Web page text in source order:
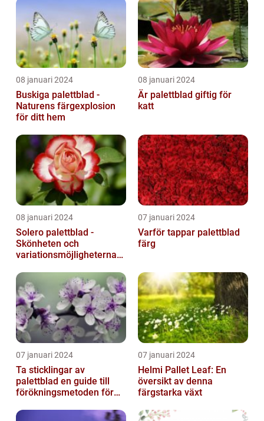
08 januari 2024
Buskiga palettblad -
Naturens färgexplosion
för ditt hem
08 januari 2024
Är palettblad giftig för
katt
08 januari 2024
Solero palettblad -
Skönheten och
variationsmöjligheterna
07 januari 2024
Varför tappar palettblad
färg
07 januari 2024
Ta sticklingar av
palettblad en guide till
förökningsmetoden för
07 januari 2024
Helmi Pallet Leaf: En
översikt av denna
färgstarka växt